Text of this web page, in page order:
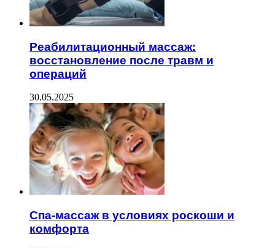
Реабилитационный массаж:
восстановление после травм и
операций
30.05.2025
Спа-массаж в условиях роскоши и
комфорта